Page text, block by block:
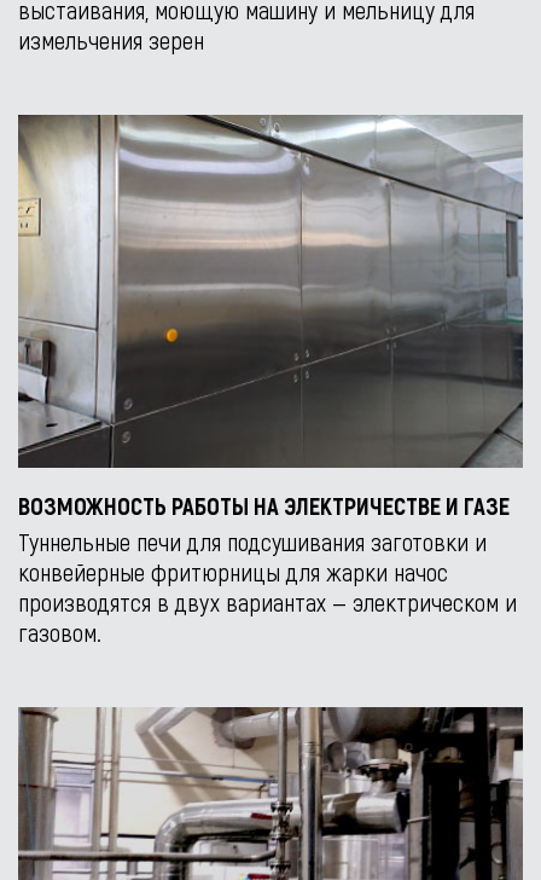
выстаивания, моющую машину и мельницу для
измельчения зерен
ВОЗМОЖНОСТЬ РАБОТЫ НА ЭЛЕКТРИЧЕСТВЕ И ГАЗЕ
Туннельные печи для подсушивания заготовки и
конвейерные фритюрницы для жарки начос
производятся в двух вариантах — электрическом и
газовом.